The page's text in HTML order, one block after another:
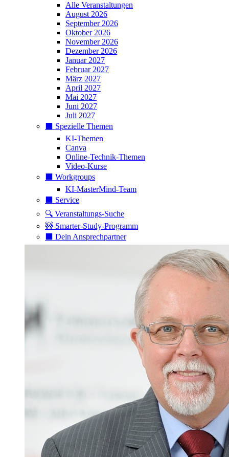
Alle Veranstaltungen
August 2026
September 2026
Oktober 2026
November 2026
Dezember 2026
Januar 2027
Februar 2027
März 2027
April 2027
Mai 2027
Juni 2027
Juli 2027
⬛️ Spezielle Themen
KI-Themen
Canva
Online-Technik-Themen
Video-Kurse
⬛️ Workgroups
KI-MasterMind-Team
⬛️ Service
🔍 Veranstaltungs-Suche
🚧 Smarter-Study-Programm
⬛️ Dein Ansprechpartner